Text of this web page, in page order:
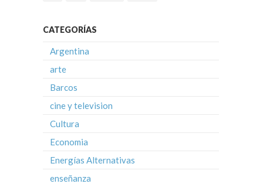
CATEGORÍAS
Argentina
arte
Barcos
cine y television
Cultura
Economia
Energías Alternativas
enseñanza